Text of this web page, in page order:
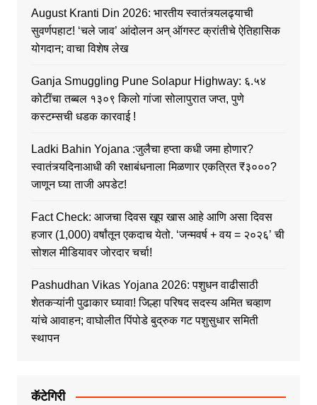
August Kranti Din 2026: भारतीय स्वातंत्र्यलढ्याची
सुवर्णपहाट! ‘चले जाव’ आंदोलन अन् ऑगस्ट क्रांतीचे ऐतिहासिक
योगदान; वाचा विशेष लेख
Ganja Smuggling Pune Solapur Highway: ६.५४
कोटींचा तब्बल १३०९ किलो गांजा सोलापुरात जप्त, पुणे
कस्टम्सची धडक कारवाई !
Ladki Bahin Yojana :जुलैचा हप्ता कधी जमा होणार?
स्वातंत्र्यदिनाआधी की रक्षाबंधनाला मिळणार एकत्रित ₹३०००?
जाणून घ्या ताजी अपडेट!
Fact Check: आजचा दिवस खूप खास आहे आणि असा दिवस
हजार (1,000) वर्षांतून एकदाच येतो. ‘जन्मवर्ष + वय = २०२६’ ची
सोशल मीडियावर जोरदार चर्चा!
Pashudhan Vikas Yojana 2026: पशुधन वाढीसाठी
शेतकऱ्यांनी पुढाकार घ्यावा! जिल्हा परिषद सदस्य अमित चव्हाण
यांचे आवाहन; वाघोलीत पिंपोडे बुद्रुक गट पशुसुधार समिती
स्थापन
कॅटेगिरी